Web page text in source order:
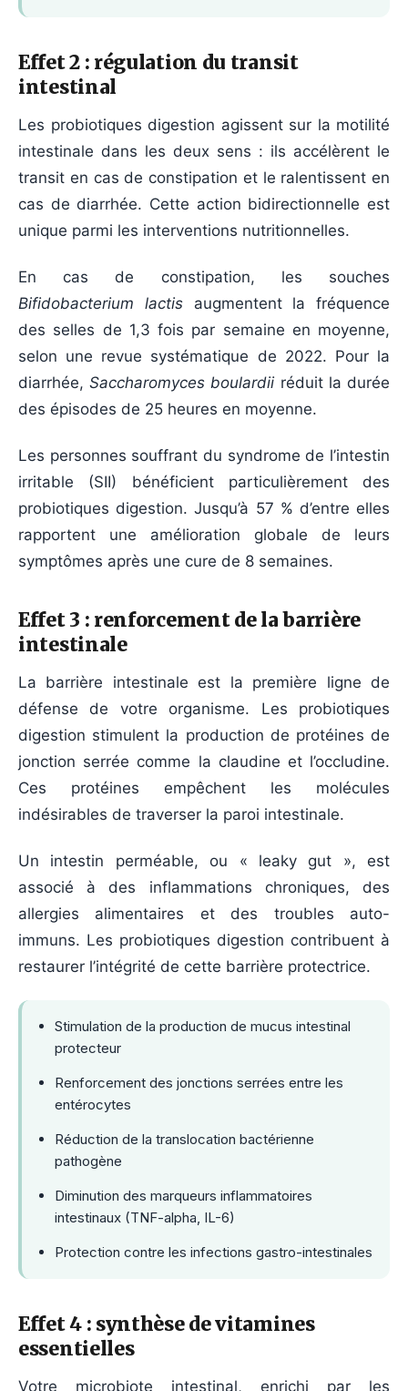
Effet 2 : régulation du transit
intestinal
Les probiotiques digestion agissent sur la motilité
intestinale dans les deux sens : ils accélèrent le
transit en cas de constipation et le ralentissent en
cas de diarrhée. Cette action bidirectionnelle est
unique parmi les interventions nutritionnelles.
En cas de constipation, les souches
Bifidobacterium lactisaugmentent la fréquence
des selles de 1,3 fois par semaine en moyenne,
selon une revue systématique de 2022. Pour la
diarrhée,Saccharomyces boulardii réduit la durée
des épisodes de 25 heures en moyenne.
Les personnes souffrant du syndrome de l’intestin
irritable (SII) bénéficient particulièrement des
probiotiques digestion. Jusqu’à 57 % d’entre elles
rapportent une amélioration globale de leurs
symptômes après une cure de 8 semaines.
Effet 3 : renforcement de la barrière
intestinale
La barrière intestinale est la première ligne de
défense de votre organisme. Les probiotiques
digestion stimulent la production de protéines de
jonction serrée comme la claudine et l’occludine.
Ces protéines empêchent les molécules
indésirables de traverser la paroi intestinale.
Un intestin perméable, ou « leaky gut », est
associé à des inflammations chroniques, des
allergies alimentaires et des troubles auto-
immuns. Les probiotiques digestion contribuent à
restaurer l’intégrité de cette barrière protectrice.
Stimulation de la production de mucus intestinal
protecteur
Renforcement des jonctions serrées entre les
entérocytes
Réduction de la translocation bactérienne
pathogène
Diminution des marqueurs inflammatoires
intestinaux (TNF-alpha, IL-6)
Protection contre les infections gastro-intestinales
Effet 4 : synthèse de vitamines
essentielles
Votre microbiote intestinal, enrichi par les